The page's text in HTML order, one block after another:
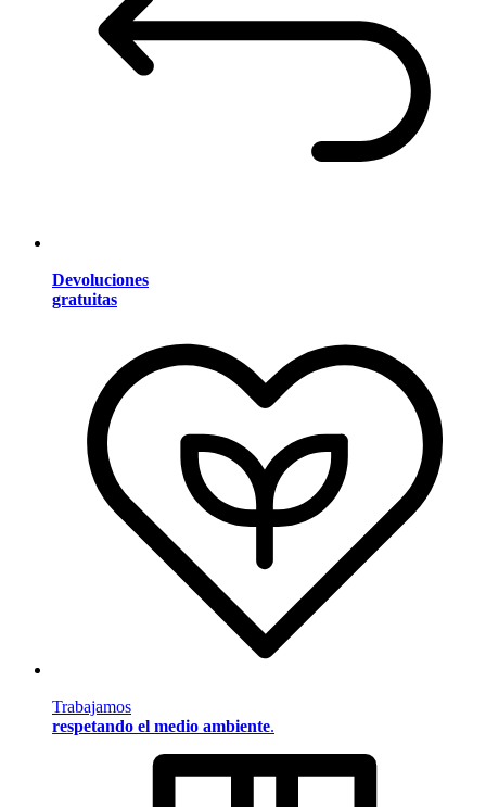
Devoluciones
gratuitas
Trabajamos
respetando el medio ambiente.